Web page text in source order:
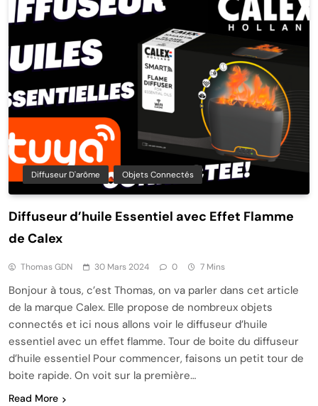
Diffuseur D'arôme Objets Connectés
Diffuseur d’huile Essentiel avec Effet Flamme
de Calex
Thomas GDN 30 Mars 2024 0 7 Mins
Bonjour à tous, c’est Thomas, on va parler dans cet article
de la marque Calex. Elle propose de nombreux objets
connectés et ici nous allons voir le diffuseur d’huile
essentiel avec un effet flamme. Tour de boite du diffuseur
d’huile essentiel Pour commencer, faisons un petit tour de
boite rapide. On voit sur la première…
Read More